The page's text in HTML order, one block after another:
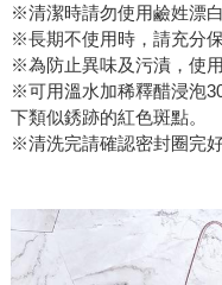
※清潔時請勿使用鹼姓漂
※長期不使用時，請充分保
※為防止異味及污漬，使
※可用溫水加稀釋醋浸泡
下類似銹跡的紅色斑點。
※清洗完請確認密封圈完好